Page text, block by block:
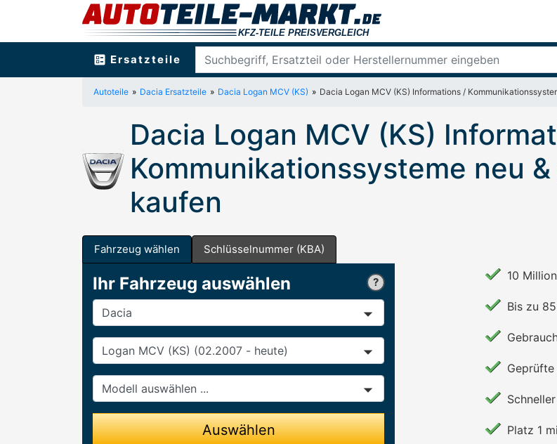
ballot Ersatzteile
Autoteile Dacia Ersatzteile Dacia Logan MCV (KS) Dacia Logan MCV (KS) Informations /
Dacia Logan MCV (KS)
Kommunikationssysteme neu
kaufen
Fahrzeug wählen Schlüsselnummer (KBA)
Ihr Fahrzeug auswählen
Hersteller
Baureihe
Modell
Auswählen
10
Bis zu
Platz 1